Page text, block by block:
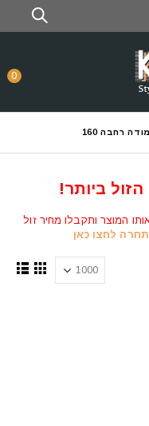
0
רחבה 160
ביותר!
המוצר ותקבלו מחיר זול
לחצו כאן